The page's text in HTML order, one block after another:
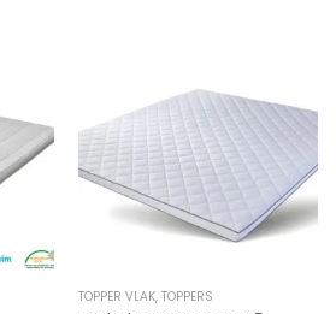
TOPPER VLAK, TOPPERS